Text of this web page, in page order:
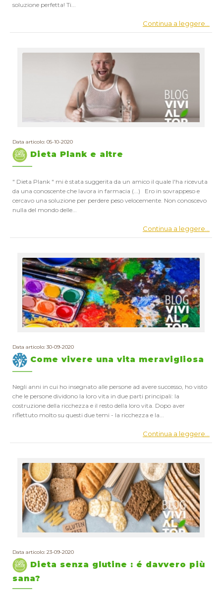
soluzione perfetta! Ti...
Continua a leggere...
Data articolo: 05-10-2020
Dieta Plank e altre
" Dieta Plank " mi è stata suggerita da un amico il quale l'ha ricevuta
da una conoscente che lavora in farmacia (...) Ero in sovrappeso e
cercavo una soluzione per perdere peso velocemente. Non conoscevo
nulla del mondo delle...
Continua a leggere...
Data articolo: 30-09-2020
Come vivere una vita meravigliosa
Negli anni in cui ho insegnato alle persone ad avere successo, ho visto
che le persone dividono la loro vita in due parti principali: la
costruzione della ricchezza e il resto della loro vita. Dopo aver
riflettuto molto su questi due temi - la ricchezza e la...
Continua a leggere...
Data articolo: 23-09-2020
Dieta senza glutine : é davvero più
sana?